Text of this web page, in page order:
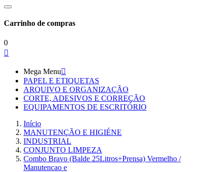
Carrinho de compras
0

Mega Menu
PAPEL E ETIQUETAS
ARQUIVO E ORGANIZAÇÃO
CORTE, ADESIVOS E CORREÇÃO
EQUIPAMENTOS DE ESCRITÓRIO
Início
MANUTENÇÃO E HIGIÉNE
INDUSTRIAL
CONJUNTO LIMPEZA
Combo Bravo (Balde 25Litros+Prensa) Vermelho /
Manutencao e